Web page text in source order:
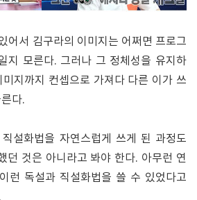
어서 김구라의 이미지는 어쩌면 프로그
지 모른다. 그러나 그 정체성을 유지하
지까지 컨셉으로 가져다 다른 이가 쓰
다.
설화법을 자연스럽게 쓰게 된 과정도
던 것은 아니라고 봐야 한다. 아무런 연
런 독설과 직설화법을 쓸 수 있었다고